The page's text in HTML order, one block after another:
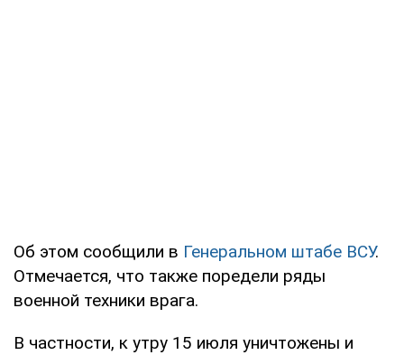
Об этом сообщили в Генеральном штабе ВСУ.
Отмечается, что также поредели ряды
военной техники врага.
В частности, к утру 15 июля уничтожены и